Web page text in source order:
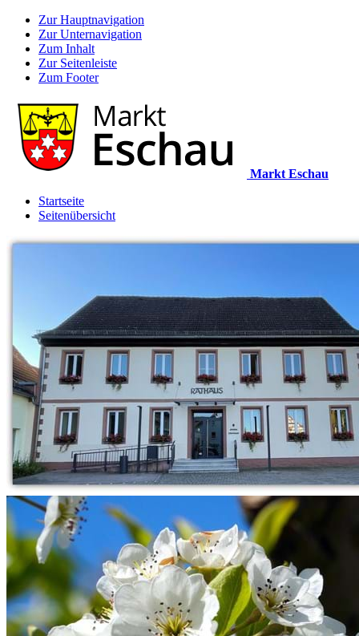
Zur Hauptnavigation
Zur Unternavigation
Zum Inhalt
Zur Seitenleiste
Zum Footer
Markt Eschau
Startseite
Seitenübersicht